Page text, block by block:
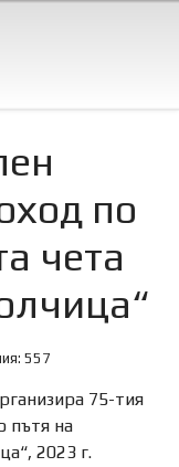
по
чета
557
75-тия
пътя на
2023 г.